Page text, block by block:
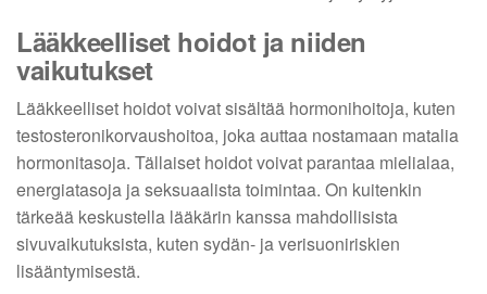
Lääkkeelliset hoidot ja niiden
vaikutukset
Lääkkeelliset hoidot voivat sisältää hormonihoitoja, kuten
testosteronikorvaushoitoa, joka auttaa nostamaan matalia
hormonitasoja. Tällaiset hoidot voivat parantaa mielialaa,
energiatasoja ja seksuaalista toimintaa. On kuitenkin
tärkeää keskustella lääkärin kanssa mahdollisista
sivuvaikutuksista, kuten sydän- ja verisuoniriskien
lisääntymisestä.